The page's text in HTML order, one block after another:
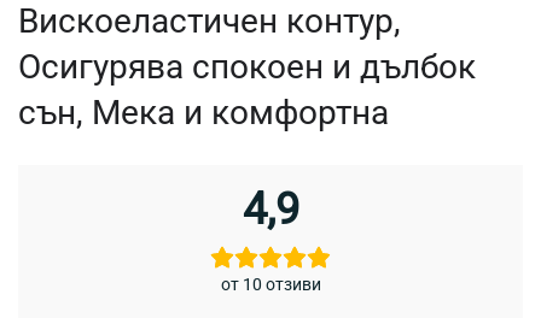
Вискоеластичен контур,
Осигурява спокоен и дълбок
сън, Мека и комфортна
4,9
от 10 отзиви